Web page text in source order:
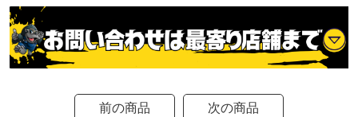
前の商品 次の商品